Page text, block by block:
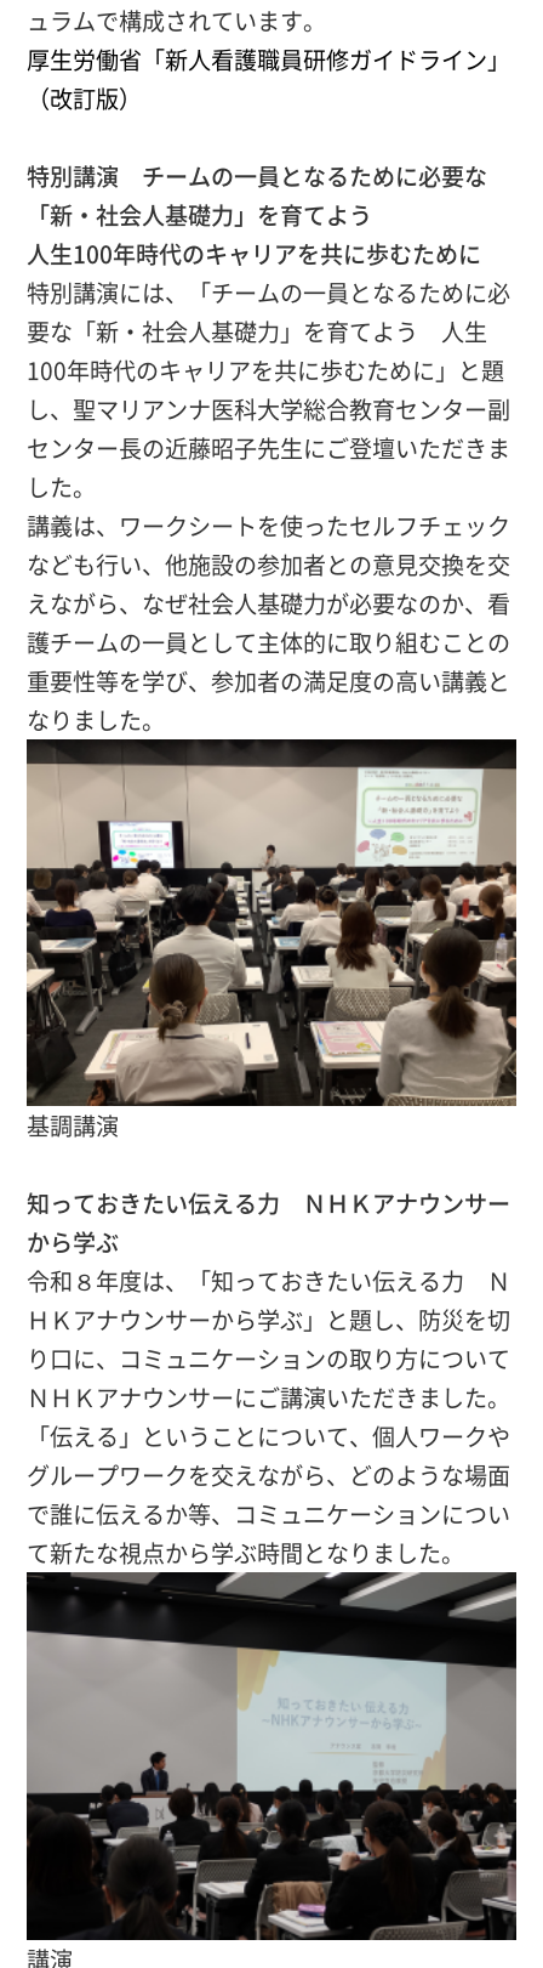
ュラムで構成されています。
厚生労働省「新人看護職員研修ガイドライン」
（改訂版）
特別講演 チームの一員となるために必要な
「新・社会人基礎力」を育てよう
人生100年時代のキャリアを共に歩むために
特別講演には、「チームの一員となるために必
要な「新・社会人基礎力」を育てよう 人生
100年時代のキャリアを共に歩むために」と題
し、聖マリアンナ医科大学総合教育センター副
センター長の近藤昭子先生にご登壇いただきま
した。
講義は、ワークシートを使ったセルフチェック
なども行い、他施設の参加者との意見交換を交
えながら、なぜ社会人基礎力が必要なのか、看
護チームの一員として主体的に取り組むことの
重要性等を学び、参加者の満足度の高い講義と
なりました。
基調講演
知っておきたい伝える力 ＮＨＫアナウンサー
から学ぶ
令和８年度は、「知っておきたい伝える力 Ｎ
ＨＫアナウンサーから学ぶ」と題し、防災を切
り口に、コミュニケーションの取り方について
ＮＨＫアナウンサーにご講演いただきました。
「伝える」ということについて、個人ワークや
グループワークを交えながら、どのような場面
で誰に伝えるか等、コミュニケーションについ
て新たな視点から学ぶ時間となりました。
講演